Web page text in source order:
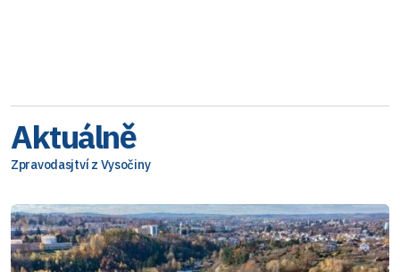
Aktuálně
Zpravodasjtví z Vysočiny